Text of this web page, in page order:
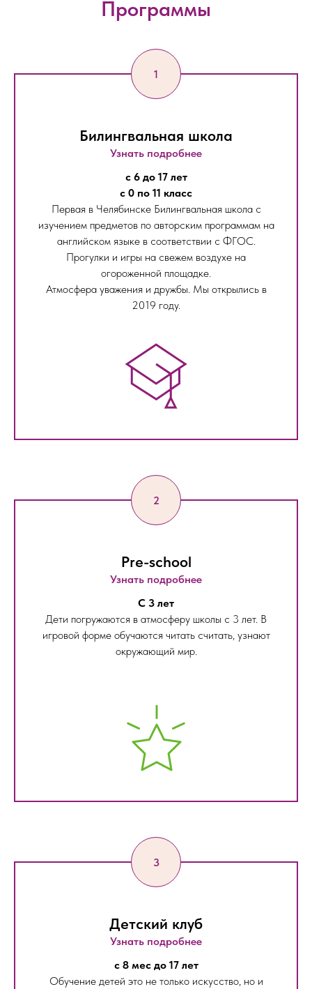
Программы
Билингвальная школа
Узнать подробнее
с 6 до 17 лет
с 0 по 11 класс
Первая в Челябинске Билингвальная школа с
изучением предметов по авторским программам на
английском языке в соответствии с ФГОС.
Прогулки и игры на свежем воздухе на
огороженной площадке.
Атмосфера уважения и дружбы. Мы открылись в
2019 году.
Pre-school
Узнать подробнее
С 3 лет
Дети погружаются в атмосферу школы с 3 лет. В
игровой форме обучаются читать считать, узнают
окружающий мир.
Детский клуб
Узнать подробнее
с 8 мес до 17 лет
Обучение детей это не только искусство, но и